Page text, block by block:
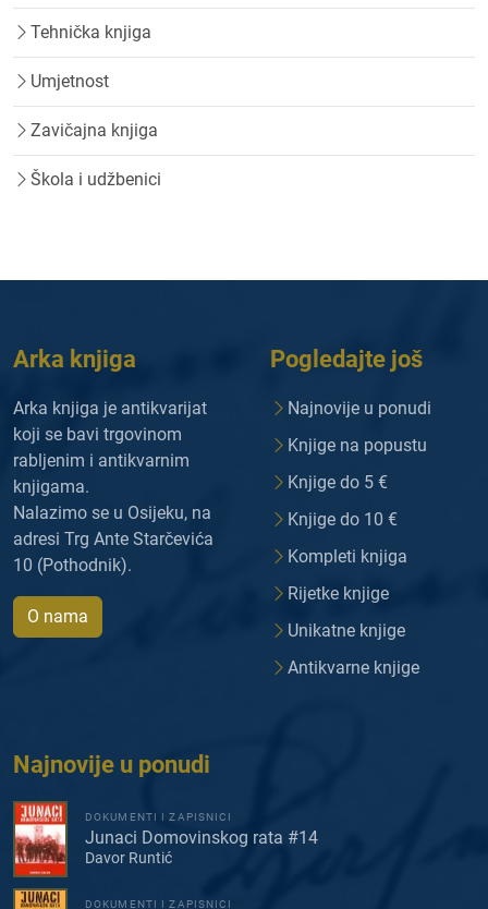
Tehnička knjiga
Umjetnost
Zavičajna knjiga
Škola i udžbenici
Arka knjiga
Arka knjiga je antikvarijat
koji se bavi trgovinom
rabljenim i antikvarnim
knjigama.
Nalazimo se u Osijeku, na
adresi Trg Ante Starčevića
10 (Pothodnik).
O nama
Pogledajte još
Najnovije u ponudi
Knjige na popustu
Knjige do 5 €
Knjige do 10 €
Kompleti knjiga
Rijetke knjige
Unikatne knjige
Antikvarne knjige
Najnovije u ponudi
DOKUMENTI I ZAPISNICI
Junaci Domovinskog rata #14
Davor Runtić
DOKUMENTI I ZAPISNICI